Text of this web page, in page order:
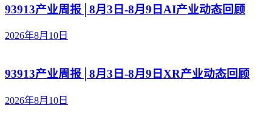
93913产业周报│8月3日-8月9日AI产业动态回顾
2026年8月10日
93913产业周报│8月3日-8月9日XR产业动态回顾
2026年8月10日